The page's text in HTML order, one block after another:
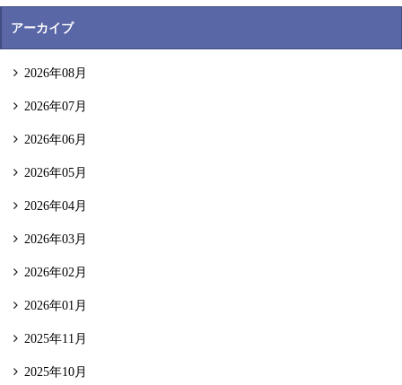
アーカイブ
2026年08月
2026年07月
2026年06月
2026年05月
2026年04月
2026年03月
2026年02月
2026年01月
2025年11月
2025年10月